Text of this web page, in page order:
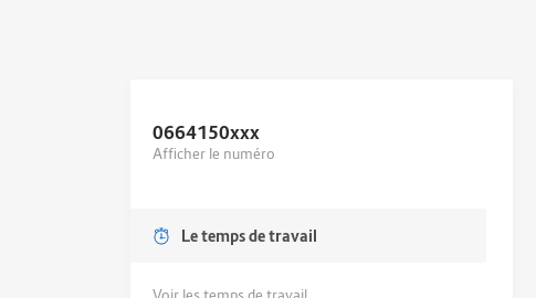
0664150xxx
Afficher le numéro
Le temps de travail